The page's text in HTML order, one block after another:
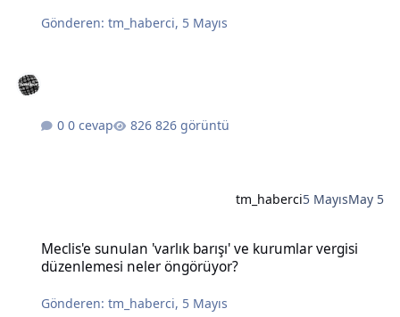
Gönderen:tm_haberci, 5 Mayıs
0 cevap 826 görüntü
tm_haberci5 MayısMay 5
Meclis'e sunulan 'varlık barışı' ve kurumlar vergisi
düzenlemesi neler öngörüyor?
Gönderen:tm_haberci, 5 Mayıs